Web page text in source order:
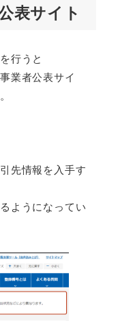
表サイト
行うと
業者公表サイ
先情報を入手す
ようになってい